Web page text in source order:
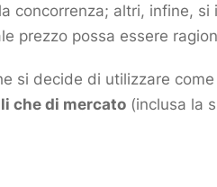
concorrenza; altri, infine, si
prezzo possa essere
si decide di utilizzare
che di mercato (inclusa la